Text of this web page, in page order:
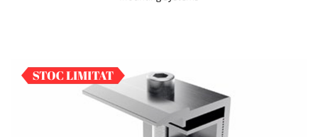
Baterii Industriale
Acumulatori